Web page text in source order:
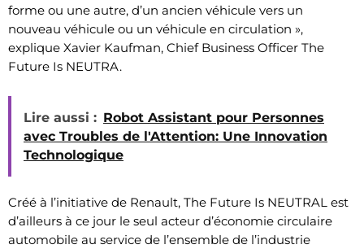
forme ou une autre, d’un ancien véhicule vers un
nouveau véhicule ou un véhicule en circulation »,
explique Xavier Kaufman, Chief Business Officer The
Future Is NEUTRA.
Lire aussi : Robot Assistant pour Personnes
avec Troubles de l'Attention: Une Innovation
Technologique
Créé à l’initiative de Renault, The Future Is NEUTRAL est
d’ailleurs à ce jour le seul acteur d’économie circulaire
automobile au service de l’ensemble de l’industrie